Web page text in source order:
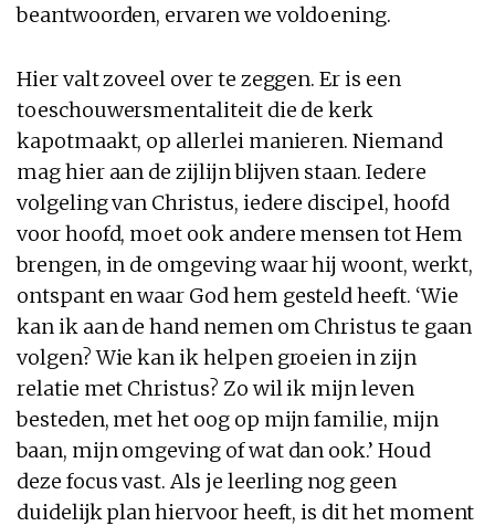
beantwoorden, ervaren we voldoening.
Hier valt zoveel over te zeggen. Er is een
toeschouwersmentaliteit die de kerk
kapotmaakt, op allerlei manieren. Niemand
mag hier aan de zijlijn blijven staan. Iedere
volgeling van Christus, iedere discipel, hoofd
voor hoofd, moet ook andere mensen tot Hem
brengen, in de omgeving waar hij woont, werkt,
ontspant en waar God hem gesteld heeft. ‘Wie
kan ik aan de hand nemen om Christus te gaan
volgen? Wie kan ik helpen groeien in zijn
relatie met Christus? Zo wil ik mijn leven
besteden, met het oog op mijn familie, mijn
baan, mijn omgeving of wat dan ook.’ Houd
deze focus vast. Als je leerling nog geen
duidelijk plan hiervoor heeft, is dit het moment